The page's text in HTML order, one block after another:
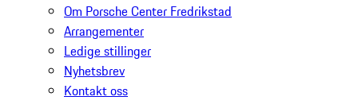
Om Porsche Center Fredrikstad
Arrangementer
Ledige stillinger
Nyhetsbrev
Kontakt oss